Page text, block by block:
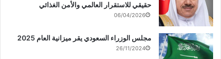
حقيقي للاستقرار العالمي والأمن الغذائي
06/04/2026
مجلس الوزراء السعودي يقر ميزانية العام 2025
26/11/2024